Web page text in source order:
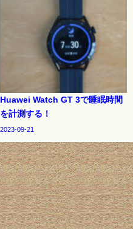
Huawei Watch GT 3で睡眠時間
を計測する！
2023-09-21